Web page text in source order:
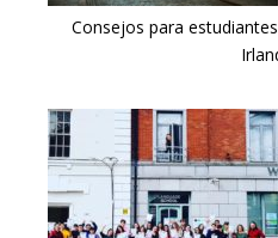
Consejos para